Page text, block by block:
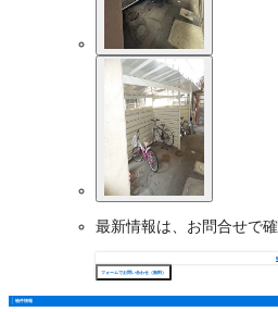
最新情報は、お問合せで
フォームでお問い合わせ（無料）
物件情報